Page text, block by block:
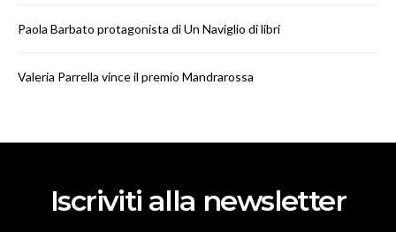
Paola Barbato protagonista di Un Naviglio di libri
Valeria Parrella vince il premio Mandrarossa
Iscriviti alla newsletter